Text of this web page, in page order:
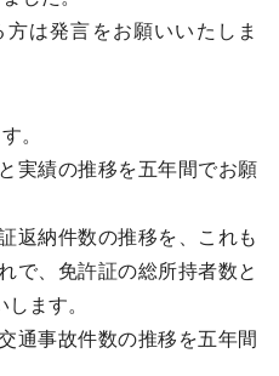
は発言をお願いいたしま
。
実績の推移を五年間でお願
返納件数の推移を、これも
で、免許証の総所持者数と
ます。
通事故件数の推移を五年間